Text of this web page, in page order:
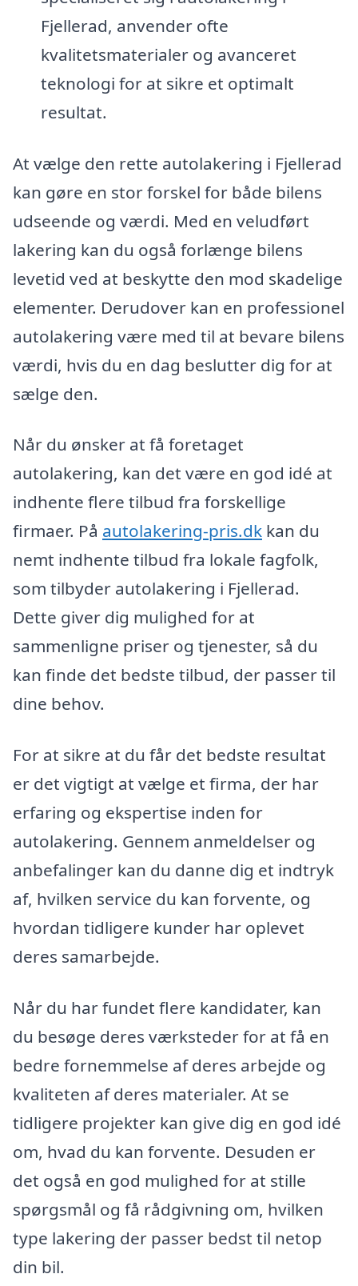
Fjellerad, anvender ofte
kvalitetsmaterialer og avanceret
teknologi for at sikre et optimalt
resultat.
At vælge den rette autolakering i Fjellerad
kan gøre en stor forskel for både bilens
udseende og værdi. Med en veludført
lakering kan du også forlænge bilens
levetid ved at beskytte den mod skadelige
elementer. Derudover kan en professionel
autolakering være med til at bevare bilens
værdi, hvis du en dag beslutter dig for at
sælge den.
Når du ønsker at få foretaget
autolakering, kan det være en god idé at
indhente flere tilbud fra forskellige
firmaer. På autolakering-pris.dk kan du
nemt indhente tilbud fra lokale fagfolk,
som tilbyder autolakering i Fjellerad.
Dette giver dig mulighed for at
sammenligne priser og tjenester, så du
kan finde det bedste tilbud, der passer til
dine behov.
For at sikre at du får det bedste resultat
er det vigtigt at vælge et firma, der har
erfaring og ekspertise inden for
autolakering. Gennem anmeldelser og
anbefalinger kan du danne dig et indtryk
af, hvilken service du kan forvente, og
hvordan tidligere kunder har oplevet
deres samarbejde.
Når du har fundet flere kandidater, kan
du besøge deres værksteder for at få en
bedre fornemmelse af deres arbejde og
kvaliteten af deres materialer. At se
tidligere projekter kan give dig en god idé
om, hvad du kan forvente. Desuden er
det også en god mulighed for at stille
spørgsmål og få rådgivning om, hvilken
type lakering der passer bedst til netop
din bil.